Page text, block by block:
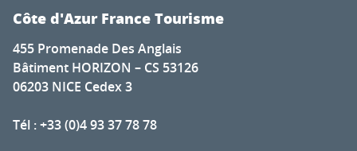
Côte d'Azur France Tourisme
455 Promenade Des Anglais
Bâtiment HORIZON – CS 53126
06203 NICE Cedex 3
Tél : +33 (0)4 93 37 78 78